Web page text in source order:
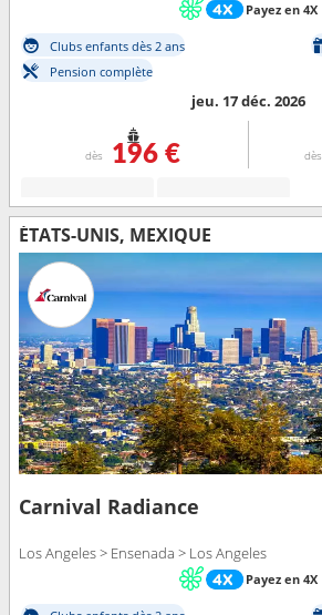
Payez en 4X
Clubs enfants dès 2 ans
Pension complète
jeu. 17 déc. 2026
dès 196 € dès
ÉTATS-UNIS, MEXIQUE
Carnival Radiance
Los Angeles > Ensenada > Los Angeles
Payez en 4X